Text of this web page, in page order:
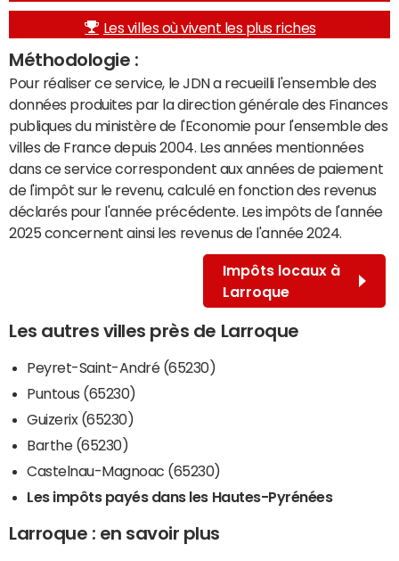
Les villes où vivent les plus riches
Méthodologie :
Pour réaliser ce service, le JDN a recueilli l'ensemble des
données produites par la direction générale des Finances
publiques du ministère de l'Economie pour l'ensemble des
villes de France depuis 2004. Les années mentionnées
dans ce service correspondent aux années de paiement
de l'impôt sur le revenu, calculé en fonction des revenus
déclarés pour l'année précédente. Les impôts de l'année
2025 concernent ainsi les revenus de l'année 2024.
Impôts locaux à
Larroque
Les autres villes près de Larroque
Peyret-Saint-André (65230)
Puntous (65230)
Guizerix (65230)
Barthe (65230)
Castelnau-Magnoac (65230)
Les impôts payés dans les Hautes-Pyrénées
Larroque : en savoir plus